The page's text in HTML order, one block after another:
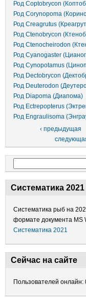
Род Coptobrycon
Род Corynopoma
Род Creagrutus
Род Ctenobrycon
Род Ctenocheirodon
Род Cyanogaster
Род Cynopotamus
Род Dectobrycon
Род Deuterodon
Род Diapoma (Диапома)
Род Ectrepopterus
Род Engraulisoma
‹ предыдущая
Систематика 2021
Систематика рыб на
формате документа MS
Систематика 2021
Сейчас на сайте
Пользователей онлайн: